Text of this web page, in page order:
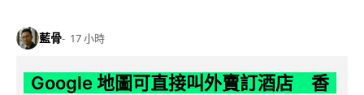
藍骨 17 小時
Google 地圖可直接叫外賣訂酒店 香